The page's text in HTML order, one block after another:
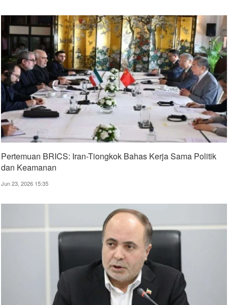
Pertemuan BRICS: Iran-Tiongkok Bahas Kerja Sama Politik
dan Keamanan
Jun 23, 2026 15:35